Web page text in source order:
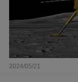
2024/05/21